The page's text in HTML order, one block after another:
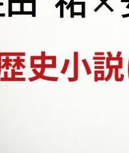
した日本代表監督に...
#高市早苗 #後藤真希 #